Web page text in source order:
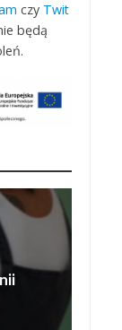
czy Twit
będą